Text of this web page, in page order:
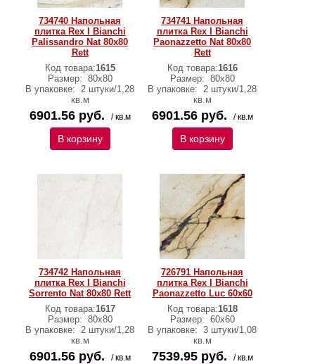
734740 Напольная
плитка Rex I Bianchi
Palissandro Nat 80x80
Rett
Код товара:1615
Размер: 80x80
В упаковке: 2 штуки/1,28
кв.м
6901.56 руб. / кв.м
В корзину
734741 Напольная
плитка Rex I Bianchi
Paonazzetto Nat 80x80
Rett
Код товара:1616
Размер: 80x80
В упаковке: 2 штуки/1,28
кв.м
6901.56 руб. / кв.м
В корзину
734742 Напольная
плитка Rex I Bianchi
Sorrento Nat 80x80 Rett
Код товара:1617
Размер: 80x80
В упаковке: 2 штуки/1,28
кв.м
6901.56 руб. / кв.м
726791 Напольная
плитка Rex I Bianchi
Paonazzetto Luc 60x60
Код товара:1618
Размер: 60х60
В упаковке: 3 штуки/1,08
кв.м
7539.95 руб. / кв.м